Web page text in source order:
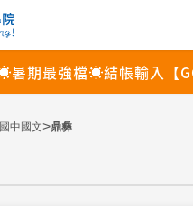
國中國文>鼎彝